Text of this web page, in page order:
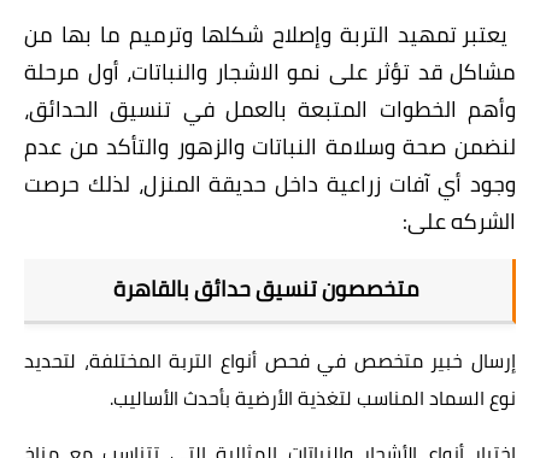
يعتبر تمهيد التربة وإصلاح شكلها وترميم ما بها من
مشاكل قد تؤثر على نمو الاشجار والنباتات، أول مرحلة
وأهم الخطوات المتبعة بالعمل في تنسيق الحدائق،
لنضمن صحة وسلامة النباتات والزهور والتأكد من عدم
وجود أي آفات زراعية داخل حديقة المنزل، لذلك حرصت
الشركه على:
متخصصون تنسيق حدائق بالقاهرة
إرسال خبير متخصص في فحص أنواع التربة المختلفة، لتحديد
نوع السماد المناسب لتغذية الأرضية بأحدث الأساليب.